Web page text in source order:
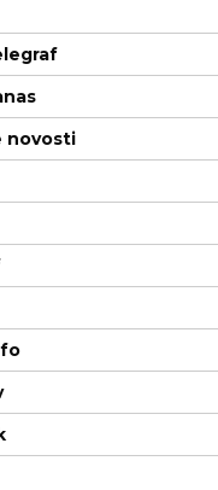
novosti